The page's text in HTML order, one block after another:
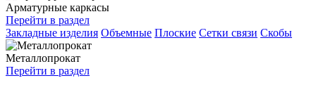
Арматурные каркасы
Перейти в раздел
Закладные изделия Объемные Плоские Сетки связи Скобы
Металлопрокат
Перейти в раздел